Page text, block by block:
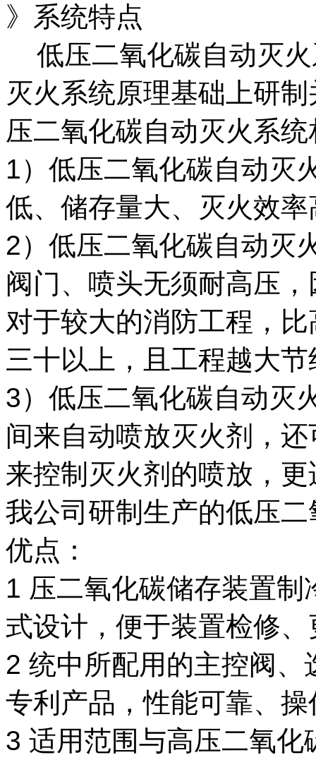
》系统特点
低压二氧化碳自动灭火
灭火系统原理基础上研
压二氧化碳自动灭火系
1）低压二氧化碳自动灭
低、储存量大、灭火效
2）低压二氧化碳自动灭
阀门、喷头无须耐高压
对于较大的消防工程，
三十以上，且工程越大
3）低压二氧化碳自动灭
间来自动喷放灭火剂，
来控制灭火剂的喷放，
我公司研制生产的低压
优点：
1 压二氧化碳储存装置
式设计，便于装置检修、
2 统中所配用的主控阀
专利产品，性能可靠、
3 适用范围与高压二氧化